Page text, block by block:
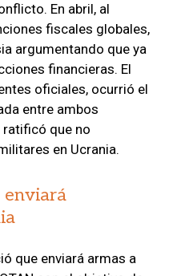
En abril, al
fiscales globales,
argumentando que ya
financieras. El
oficiales, ocurrió el
entre ambos
ratificó que no
en Ucrania.
enviará
que enviará armas a